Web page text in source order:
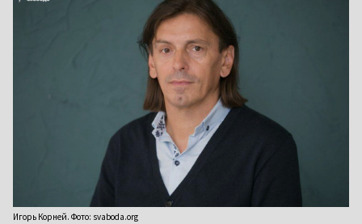
Игорь Корней. Фото: svaboda.org